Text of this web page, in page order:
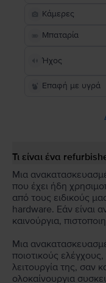
Κάμερες
Μπαταρία
Ήχος
Επαφή με υγρά
Τι είναι ένα
Μια
που έχει ήδη
από τους ειδικούς
hardware. Εάν είναι
καινούργια,
Μια
ποιοτικούς
λειτουργία της, σαν
ολοκαίνουργια